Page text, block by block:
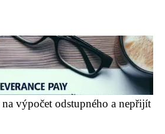
výpočet odstupného a nepřijít